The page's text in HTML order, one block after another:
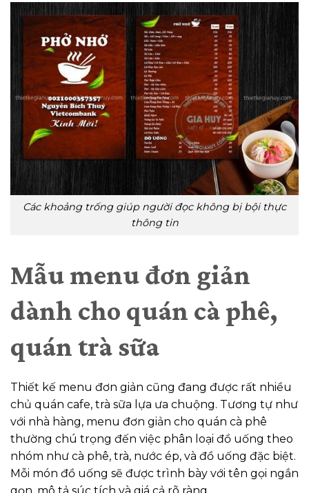
Các khoảng trống giúp người đọc không bị bội thực
thông tin
Mẫu menu đơn giản
dành cho quán cà phê,
quán trà sữa
Thiết kế menu đơn giản cũng đang được rất nhiều
chủ quán cafe, trà sữa lựa ưa chuộng. Tương tự như
với nhà hàng, menu đơn giản cho quán cà phê
thường chú trọng đến việc phân loại đồ uống theo
nhóm như cà phê, trà, nước ép, và đồ uống đặc biệt.
Mỗi món đồ uống sẽ được trình bày với tên gọi ngắn